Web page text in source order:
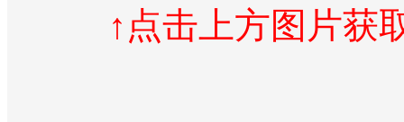
↑点击上方图片获